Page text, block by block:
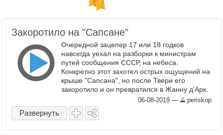
Закоротило на "Сапсане"
Очередной зацепер 17 или 18 годков
навсегда уехал на разборки к министрам
путей сообщения СССР, на небеса.
Конкретно этот захотел острых ощущений на
крыше "Сапсана", но после Твери его
закоротило и он превратился в Жанну д'Арк.
Когда потушили, было поздно. Состав
задержался прибытием ...
06-08-2019 — periskop
Развернуть